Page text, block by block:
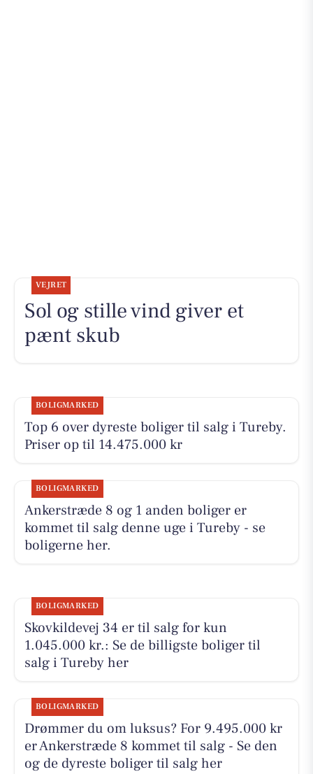
VEJRET
Sol og stille vind giver et
pænt skub
BOLIGMARKED
Top 6 over dyreste boliger til salg i Tureby.
Priser op til 14.475.000 kr
BOLIGMARKED
Ankerstræde 8 og 1 anden boliger er
kommet til salg denne uge i Tureby - se
boligerne her.
BOLIGMARKED
Skovkildevej 34 er til salg for kun
1.045.000 kr.: Se de billigste boliger til
salg i Tureby her
BOLIGMARKED
Drømmer du om luksus? For 9.495.000 kr
er Ankerstræde 8 kommet til salg - Se den
og de dyreste boliger til salg her